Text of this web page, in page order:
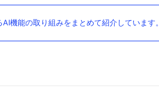
機能の取り組みをまとめて紹介しています。